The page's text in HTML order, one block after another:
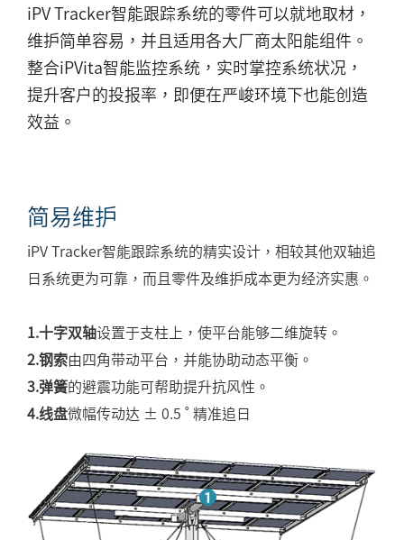
iPV Tracker智能跟踪系统的零件可以就地取材，
维护简单容易，并且适用各大厂商太阳能组件。
整合iPVita智能监控系统，实时掌控系统状况，
提升客户的投报率，即便在严峻环境下也能创造
效益。
简易维护
iPV Tracker智能跟踪系统的精实设计，相较其他双轴追
日系统更为可靠，而且零件及维护成本更为经济实惠。
1.十字双轴设置于支柱上，使平台能够二维旋转。
2.钢索由四角带动平台，并能协助动态平衡。
3.弹簧的避震功能可帮助提升抗风性。
4.线盘微幅传动达 ± 0.5 ˚ 精准追日